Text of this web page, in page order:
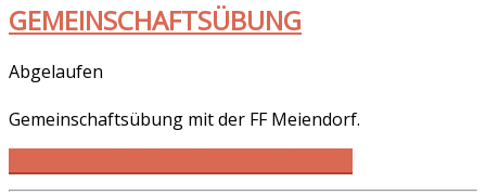
GEMEINSCHAFTSÜBUNG
Abgelaufen
Gemeinschaftsübung mit der FF Meiendorf.